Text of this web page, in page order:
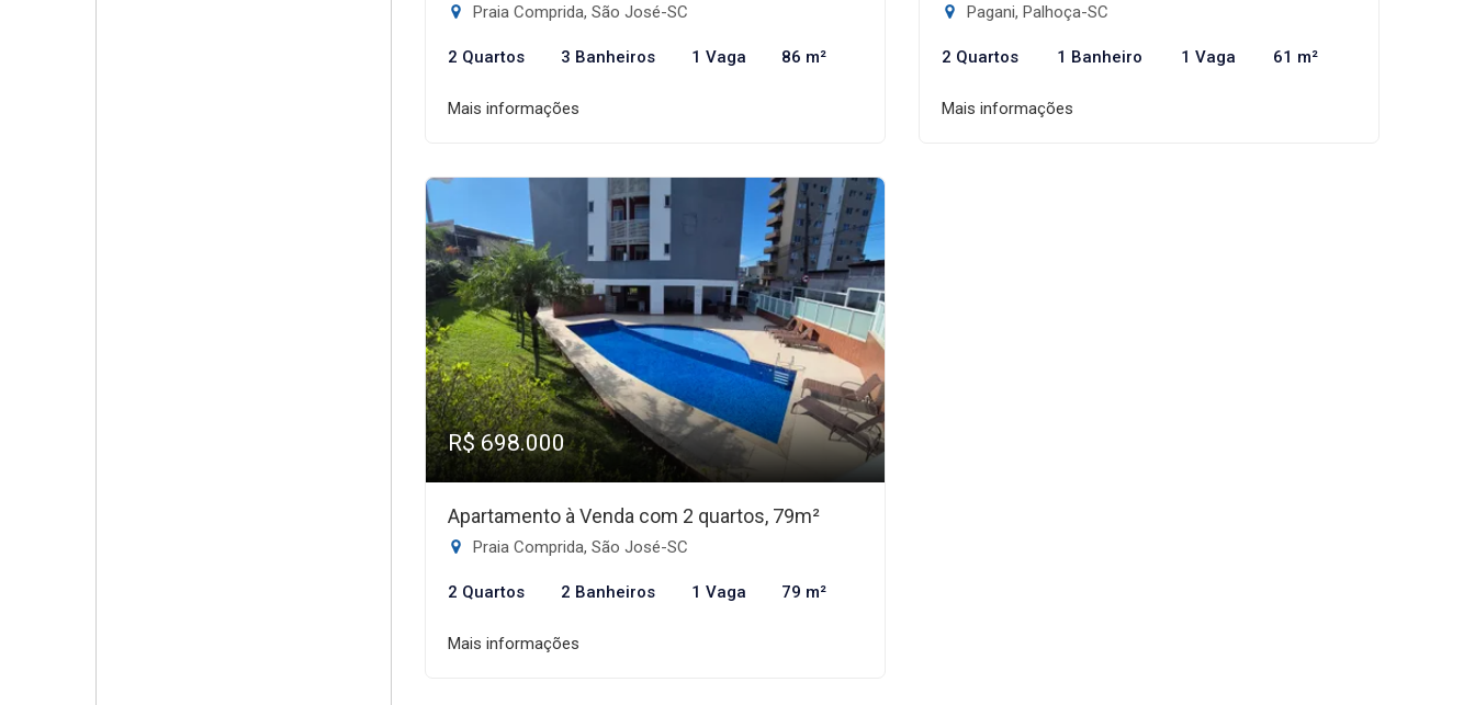
Praia Comprida, São José-SC
2 Quartos 3 Banheiros 1 Vaga 86 m²
Mais informações
Pagani, Palhoça-SC
2 Quartos 1 Banheiro 1 Vaga 61 m²
Mais informações
R$ 698.000
Apartamento à Venda com 2 quartos, 79m²
Praia Comprida, São José-SC
2 Quartos 2 Banheiros 1 Vaga 79 m²
Mais informações